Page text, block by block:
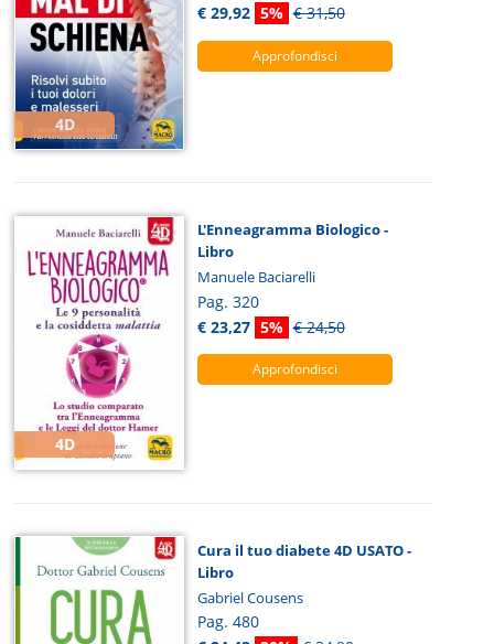
4D
€ 29,92 5% € 31,50
Approfondisci
4D
L'Enneagramma Biologico -
Libro
Manuele Baciarelli
Pag. 320
€ 23,27 5% € 24,50
Approfondisci
Cura il tuo diabete 4D USATO -
Libro
Gabriel Cousens
Pag. 480